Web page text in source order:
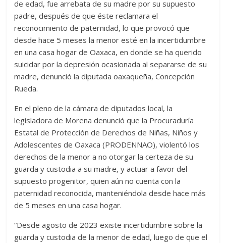
de edad, fue arrebata de su madre por su supuesto
padre, después de que éste reclamara el
reconocimiento de paternidad, lo que provocó que
desde hace 5 meses la menor esté en la incertidumbre
en una casa hogar de Oaxaca, en donde se ha querido
suicidar por la depresión ocasionada al separarse de su
madre, denunció la diputada oaxaqueña, Concepción
Rueda.
En el pleno de la cámara de diputados local, la
legisladora de Morena denunció que la Procuraduría
Estatal de Protección de Derechos de Niñas, Niños y
Adolescentes de Oaxaca (PRODENNAO), violentó los
derechos de la menor a no otorgar la certeza de su
guarda y custodia a su madre, y actuar a favor del
supuesto progenitor, quien aún no cuenta con la
paternidad reconocida, manteniéndola desde hace más
de 5 meses en una casa hogar.
“Desde agosto de 2023 existe incertidumbre sobre la
guarda y custodia de la menor de edad, luego de que el